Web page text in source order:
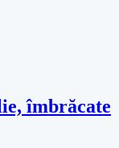
îmbrăcate